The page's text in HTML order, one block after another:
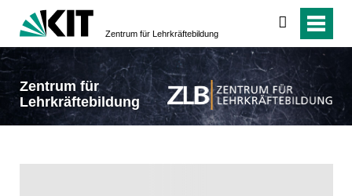
Zentrum für Lehrkräftebildung
suchen
Zentrum für
Lehrkräftebildung